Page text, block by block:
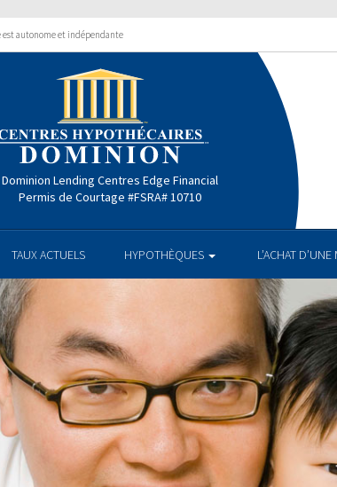
est autonome et indépendante
Dominion Lending Centres Edge Financial
Permis de Courtage #FSRA# 10710
TAUX ACTUELS HYPOTHÈQUES L’ACHAT